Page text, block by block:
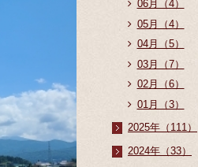
06月（4）
05月（4）
04月（5）
03月（7）
02月（6）
01月（3）
2025年（111）
2024年（33）